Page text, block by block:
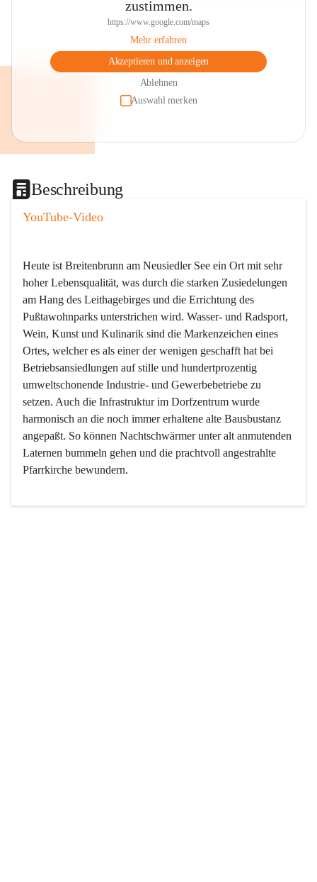
zustimmen.
https://www.google.com/maps
Mehr erfahren
Akzeptieren und anzeigen
Ablehnen
Auswahl merken
Beschreibung
YouTube-Video
Heute ist Breitenbrunn am Neusiedler See ein Ort mit sehr
hoher Lebensqualität, was durch die starken Zusiedelungen
am Hang des Leithagebirges und die Errichtung des
Pußtawohnparks unterstrichen wird. Wasser- und Radsport,
Wein, Kunst und Kulinarik sind die Markenzeichen eines
Ortes, welcher es als einer der wenigen geschafft hat bei
Betriebsansiedlungen auf stille und hundertprozentig
umweltschonende Industrie- und Gewerbebetriebe zu
setzen. Auch die Infrastruktur im Dorfzentrum wurde
harmonisch an die noch immer erhaltene alte Bausbustanz
angepaßt. So können Nachtschwärmer unter alt anmutenden
Laternen bummeln gehen und die prachtvoll angestrahlte
Pfarrkirche bewundern.
Der Weinbau dominert heute nicht mehr, ist aber integrativer